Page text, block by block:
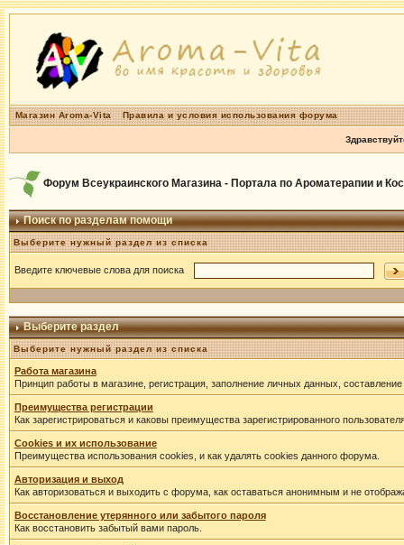
Магазин Aroma-Vita Правила и условия использования форума
Форум Всеукраинского Магазина - Портала по Ароматерапии и
Поиск по разделам помощи
Выберите нужный раздел из списка
Введите ключевые слова для поиска
Выберите раздел
Выберите нужный раздел из списка
Работа магазина
Принцип работы в магазине, регистрация, заполнение личных данных,
Преимущества регистрации
Как зарегистрироваться и каковы преимущества зарегистрированного
Cookies и их использование
Преимущества использования cookies, и как удалять cookies данного форума.
Авторизация и выход
Как авторизоваться и выходить с форума, как оставаться анонимным и не
Восстановление утерянного или забытого пароля
Как восстановить забытый вами пароль.